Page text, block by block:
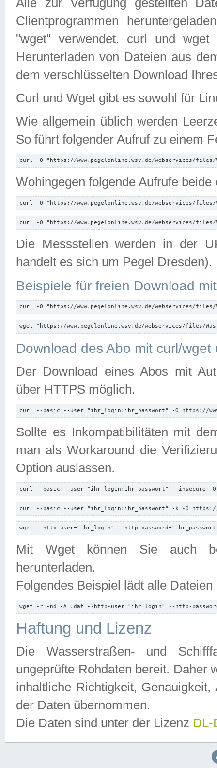
Alle zur Verfügung gestellten
Clientprogrammen
"wget" verwendet. curl und wget
Herunterladen von Dateien aus
dem verschlüsselten Download
Curl und Wget gibt es sowohl für
Wie allgemein üblich werden
So führt folgender Aufruf zu einem
curl -O "https://www.pegelonline.wsv.de/webservices/files/
Wohingegen folgende Aufrufe beide
curl -O "https://www.pegelonline.wsv.de/webservices/files/
curl -O "https://www.pegelonline.wsv.de/webservices/files/
Die Messstellen werden in der
handelt es sich um Pegel
Beispiele für freien Download
curl -O "https://www.pegelonline.wsv.de/webservices/files/
wget "https://www.pegelonline.wsv.de/webservices/files/
Download des Abo mit curl/
Der Download eines Abos mit
über HTTPS möglich.
curl --basic --user "ihr_login:ihr_passwort" -O https://
Sollte es Inkompatibilitäten mit
man als Workaround die
Option auslassen.
curl --basic --user "ihr_login:ihr_passwort" --insecure -
curl --basic --user "ihr_login:ihr_passwort" -k -O https://
wget --http-user="ihr_login" --http-
Mit Wget können Sie auch
herunterladen.
Folgendes Beispiel lädt alle
wget -r -nd -A .dat --http-user="ihr_login" --http-
Haftung und Lizenz
Die Wasserstraßen- und
ungeprüfte Rohdaten bereit. Daher
inhaltliche Richtigkeit,
der Daten übernommen.
Die Daten sind unter der Lizenz